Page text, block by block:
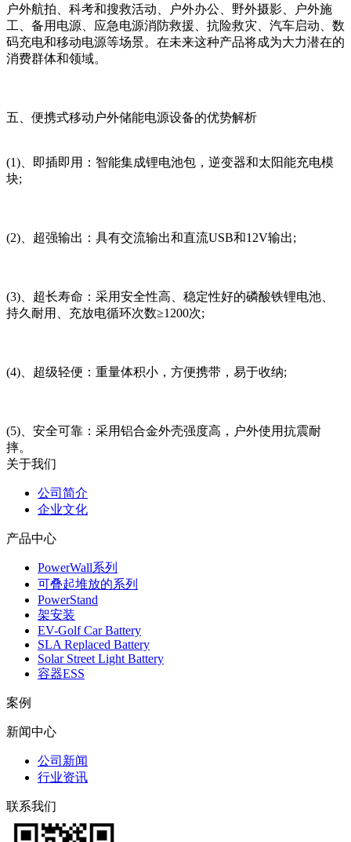
户外航拍、科考和搜救活动、户外办公、野外摄影、户外施
工、备用电源、应急电源消防救援、抗险救灾、汽车启动、数
码充电和移动电源等场景。在未来这种产品将成为大力潜在的
消费群体和领域。
五、便携式移动户外储能电源设备的优势解析
(1)、即插即用：智能集成锂电池包，逆变器和太阳能充电模
块;
(2)、超强输出：具有交流输出和直流USB和12V输出;
(3)、超长寿命：采用安全性高、稳定性好的磷酸铁锂电池、
持久耐用、充放电循环次数≥1200次;
(4)、超级轻便：重量体积小，方便携带，易于收纳;
(5)、安全可靠：采用铝合金外壳强度高，户外使用抗震耐
摔。
关于我们
公司简介
企业文化
产品中心
PowerWall系列
可叠起堆放的系列
PowerStand
架安装
EV-Golf Car Battery
SLA Replaced Battery
Solar Street Light Battery
容器ESS
案例
新闻中心
公司新闻
行业资讯
联系我们